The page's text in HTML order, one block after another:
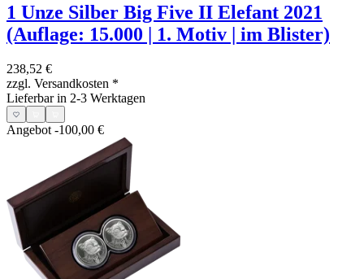
1 Unze Silber Big Five II Elefant 2021
(Auflage: 15.000 | 1. Motiv | im Blister)
238,52 €
zzgl. Versandkosten *
Lieferbar in 2-3 Werktagen
Angebot -100,00 €